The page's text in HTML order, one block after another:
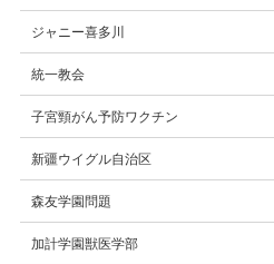
ジャニー喜多川
統一教会
子宮頸がん予防ワクチン
新疆ウイグル自治区
森友学園問題
加計学園獣医学部